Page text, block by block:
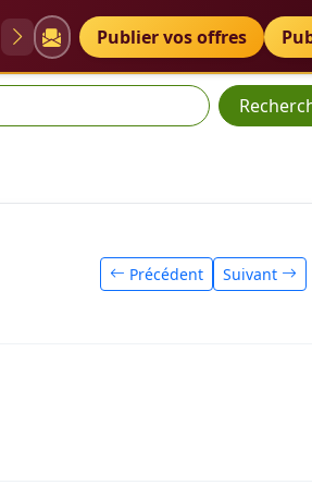
Diplômes Petites
Publier vos offres
Précédent Suivant